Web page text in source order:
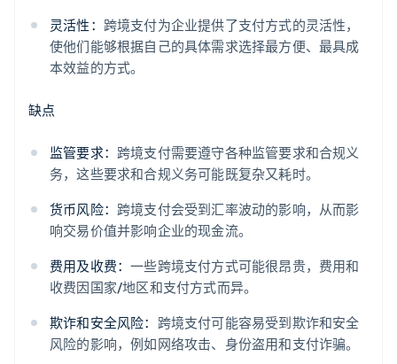
灵活性： 跨境支付为企业提供了支付方式的灵活性，
使他们能够根据自己的具体需求选择最方便、最具成
本效益的方式。
缺点
监管要求： 跨境支付需要遵守各种监管要求和合规义
务，这些要求和合规义务可能既复杂又耗时。
货币风险： 跨境支付会受到汇率波动的影响，从而影
响交易价值并影响企业的现金流。
费用及收费：一些跨境支付方式可能很昂贵，费用和
收费因国家/地区和支付方式而异。
欺诈和安全风险： 跨境支付可能容易受到欺诈和安全
风险的影响，例如网络攻击、身份盗用和支付诈骗。